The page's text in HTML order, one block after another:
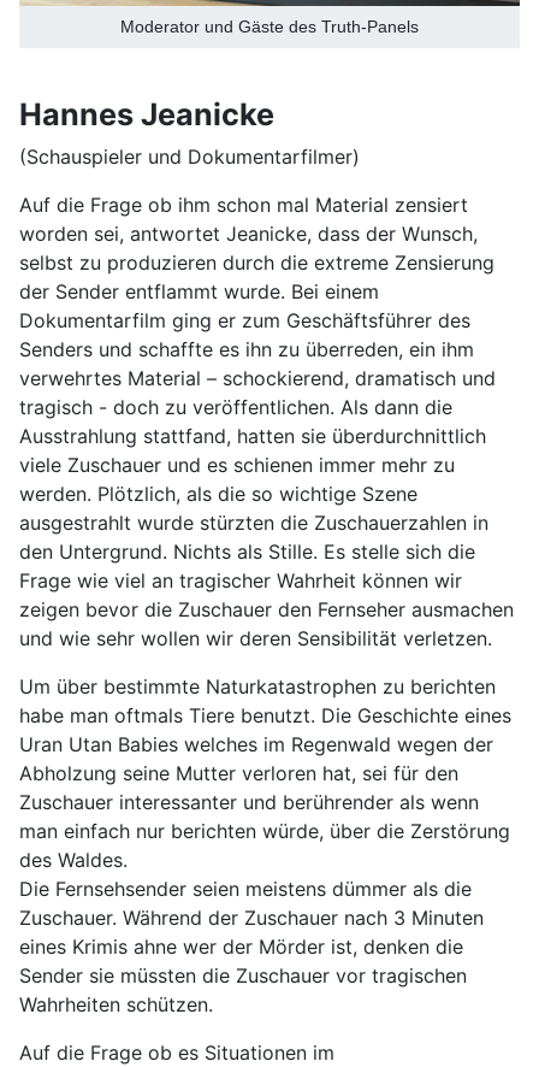
Moderator und Gäste des Truth-Panels
Hannes Jeanicke
(Schauspieler und Dokumentarfilmer)
Auf die Frage ob ihm schon mal Material zensiert
worden sei, antwortet Jeanicke, dass der Wunsch,
selbst zu produzieren durch die extreme Zensierung
der Sender entflammt wurde. Bei einem
Dokumentarfilm ging er zum Geschäftsführer des
Senders und schaffte es ihn zu überreden, ein ihm
verwehrtes Material – schockierend, dramatisch und
tragisch - doch zu veröffentlichen. Als dann die
Ausstrahlung stattfand, hatten sie überdurchnittlich
viele Zuschauer und es schienen immer mehr zu
werden. Plötzlich, als die so wichtige Szene
ausgestrahlt wurde stürzten die Zuschauerzahlen in
den Untergrund. Nichts als Stille. Es stelle sich die
Frage wie viel an tragischer Wahrheit können wir
zeigen bevor die Zuschauer den Fernseher ausmachen
und wie sehr wollen wir deren Sensibilität verletzen.
Um über bestimmte Naturkatastrophen zu berichten
habe man oftmals Tiere benutzt. Die Geschichte eines
Uran Utan Babies welches im Regenwald wegen der
Abholzung seine Mutter verloren hat, sei für den
Zuschauer interessanter und berührender als wenn
man einfach nur berichten würde, über die Zerstörung
des Waldes.
Die Fernsehsender seien meistens dümmer als die
Zuschauer. Während der Zuschauer nach 3 Minuten
eines Krimis ahne wer der Mörder ist, denken die
Sender sie müssten die Zuschauer vor tragischen
Wahrheiten schützen.
Auf die Frage ob es Situationen im